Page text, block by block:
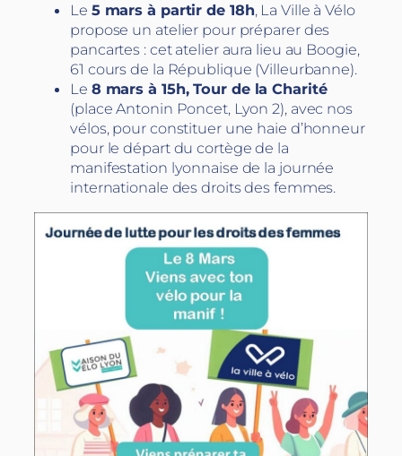
Le 5 mars à partir de 18h, La Ville à Vélo
propose un atelier pour préparer des
pancartes : cet atelier aura lieu au Boogie,
61 cours de la République (Villeurbanne).
Le 8 mars à 15h, Tour de la Charité
(place Antonin Poncet, Lyon 2), avec nos
vélos, pour constituer une haie d’honneur
pour le départ du cortège de la
manifestation lyonnaise de la journée
internationale des droits des femmes.